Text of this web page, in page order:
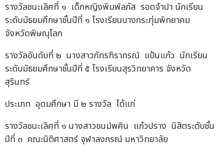
รางวัลชนะเลิศที่ ๑ เด็กหญิงพิมพ์ลภัส รอดจำปา นักเรียน
ระดับมัธยมศึกษาชั้นปีที่ ๑ โรงเรียนบางกระทุ่มพิทยาคม
จังหวัดพิษณุโลก
รางวัลอันดับที่ ๒ นางสาวภัทรฑิราภรณ์ แป้นแก้ว นักเรียน
ระดับมัธยมศึกษาชั้นปีที่ ๕ โรงเรียนสุรวิทยาคาร จังหวัด
สุรินทร์
ประเภท อุดมศึกษา มี ๒ รางวัล ได้แก่
รางวัลชนะเลิศที่ ๑ นางสาวชนม์พศิน แก้วปราง นิสิตระดับชั้น
ปีที่ ๓ คณะนิติศาสตร์ จุฬาลงกรณ์ มหาวิทยาลัย